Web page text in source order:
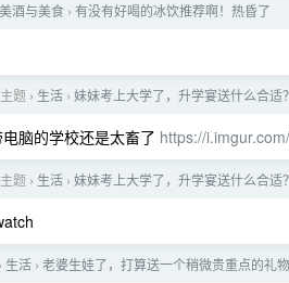
美酒与美食 › 有没有好喝的冰饮推荐啊！热昏了
题 › 生活 › 妹妹考上大学了，升学宴送什么合适
脑的学校还是太畜了 https://
题 › 生活 › 妹妹考上大学了，升学宴送什么合适
› 生活 › 老婆生娃了，打算送一个稍微贵重点的礼